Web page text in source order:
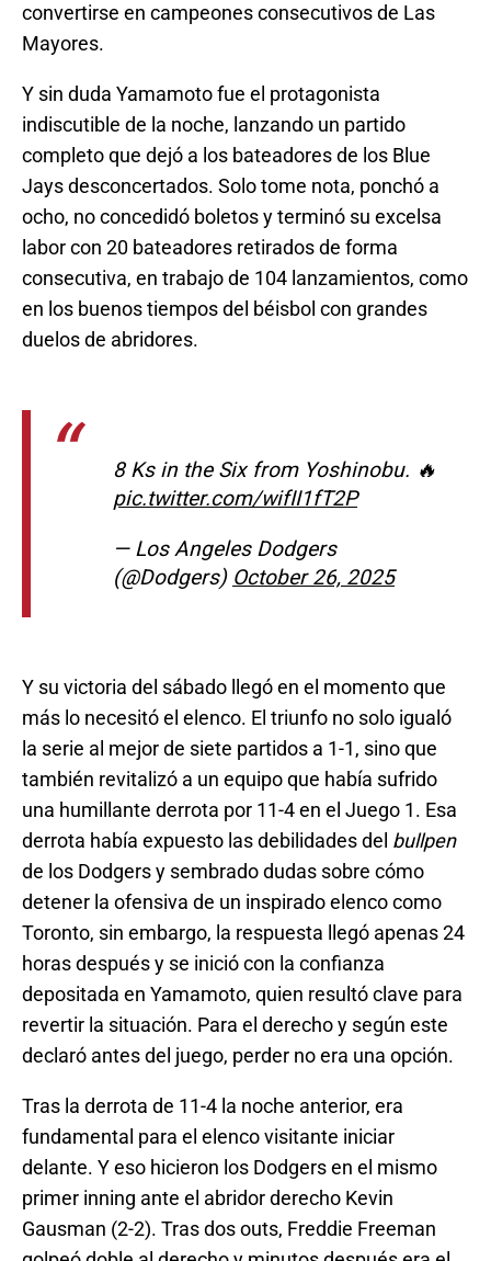
convertirse en campeones consecutivos de Las
Mayores.
Y sin duda Yamamoto fue el protagonista
indiscutible de la noche, lanzando un partido
completo que dejó a los bateadores de los Blue
Jays desconcertados. Solo tome nota, ponchó a
ocho, no concedidó boletos y terminó su excelsa
labor con 20 bateadores retirados de forma
consecutiva, en trabajo de 104 lanzamientos, como
en los buenos tiempos del béisbol con grandes
duelos de abridores.
8 Ks in the Six from Yoshinobu. 🔥
pic.twitter.com/wifII1fT2P
— Los Angeles Dodgers
(@Dodgers) October 26, 2025
Y su victoria del sábado llegó en el momento que
más lo necesitó el elenco. El triunfo no solo igualó
la serie al mejor de siete partidos a 1-1, sino que
también revitalizó a un equipo que había sufrido
una humillante derrota por 11-4 en el Juego 1. Esa
derrota había expuesto las debilidades del bullpen
de los Dodgers y sembrado dudas sobre cómo
detener la ofensiva de un inspirado elenco como
Toronto, sin embargo, la respuesta llegó apenas 24
horas después y se inició con la confianza
depositada en Yamamoto, quien resultó clave para
revertir la situación. Para el derecho y según este
declaró antes del juego, perder no era una opción.
Tras la derrota de 11-4 la noche anterior, era
fundamental para el elenco visitante iniciar
delante. Y eso hicieron los Dodgers en el mismo
primer inning ante el abridor derecho Kevin
Gausman (2-2). Tras dos outs, Freddie Freeman